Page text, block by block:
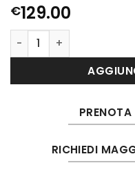
€129.00
104 quantità
RICHIEDI